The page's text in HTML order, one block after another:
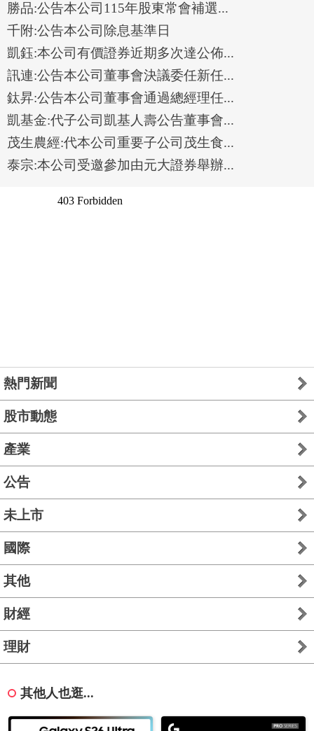
勝品:公告本公司115年股東常會補選...
千附:公告本公司除息基準日
凱鈺:本公司有價證券近期多次達公佈...
訊連:公告本公司董事會決議委任新任...
鈦昇:公告本公司董事會通過總經理任...
凱基金:代子公司凱基人壽公告董事會...
茂生農經:代本公司重要子公司茂生食...
泰宗:本公司受邀參加由元大證券舉辦...
熱門新聞
股市動態
產業
公告
未上市
國際
其他
財經
理財
其他人也逛...